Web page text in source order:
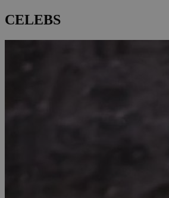
CELEBS